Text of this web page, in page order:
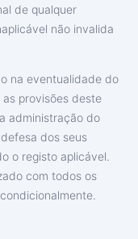
de qualquer
não invalida
na eventualidade do
provisões deste
administração do
dos seus
o registo aplicável.
com todos os